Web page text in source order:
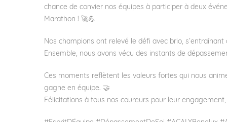
chance de convier nos équipes à participer à deux
Marathon ! 🚀💪
Nos champions ont relevé le défi avec brio,
Ensemble, nous avons vécu des instants de
Ces moments reflètent les valeurs fortes qui nous
gagne en équipe. 🤝
Félicitations à tous nos coureurs pour leur